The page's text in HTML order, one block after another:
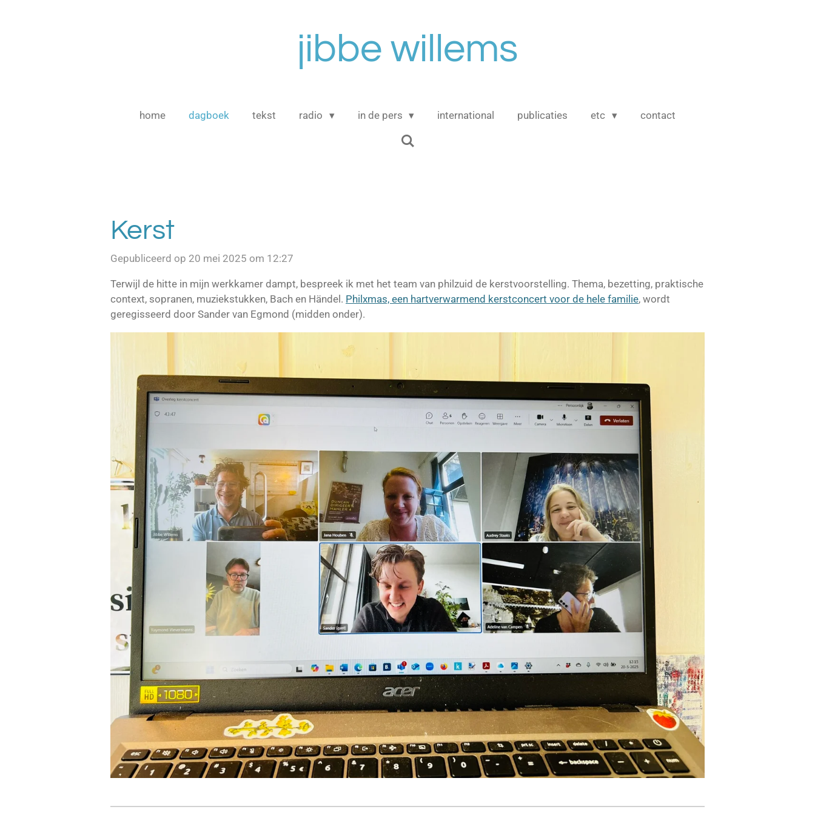
jibbe willems
home dagboek tekst radio in de pers international publicaties etc contact
Kerst
Gepubliceerd op 20 mei 2025 om 12:27
Terwijl de hitte in mijn werkkamer dampt, bespreek ik met het team van philzuid de kerstvoorstelling. Thema, bezetting, praktische
context, sopranen, muziekstukken, Bach en Händel. Philxmas, een hartverwarmend kerstconcert voor de hele familie, wordt
geregisseerd door Sander van Egmond (midden onder).